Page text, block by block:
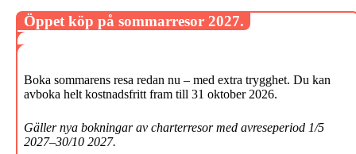
Öppet köp på sommarresor 2027.
Boka sommarens resa redan nu – med extra trygghet. Du kan
avboka helt kostnadsfritt fram till 31 oktober 2026.
Gäller nya bokningar av charterresor med avreseperiod 1/5
2027–30/10 2027.